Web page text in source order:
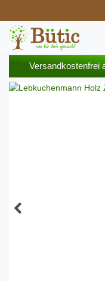
Versandkostenfrei